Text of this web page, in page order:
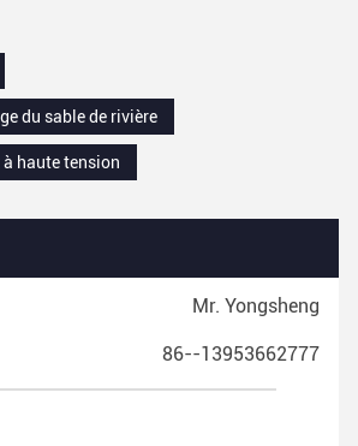
du sable de rivière
haute tension
Mr. Yongsheng
86--13953662777